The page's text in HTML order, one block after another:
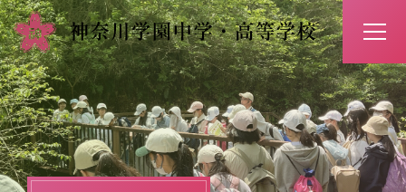
アクセス お問い合わせ
入試情報 イベント予約